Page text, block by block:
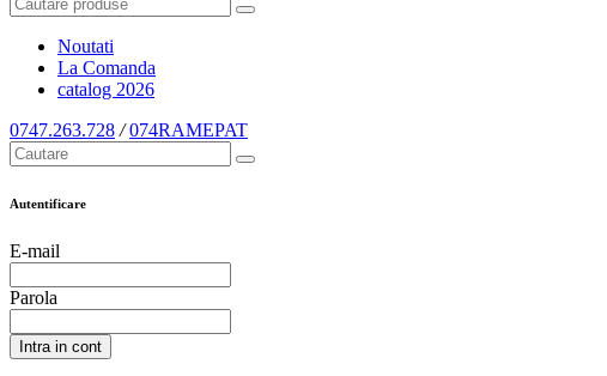
Noutati
La Comanda
catalog 2026
0747.263.728 / 074RAMEPAT
Autentificare
E-mail
Parola
Intra in cont